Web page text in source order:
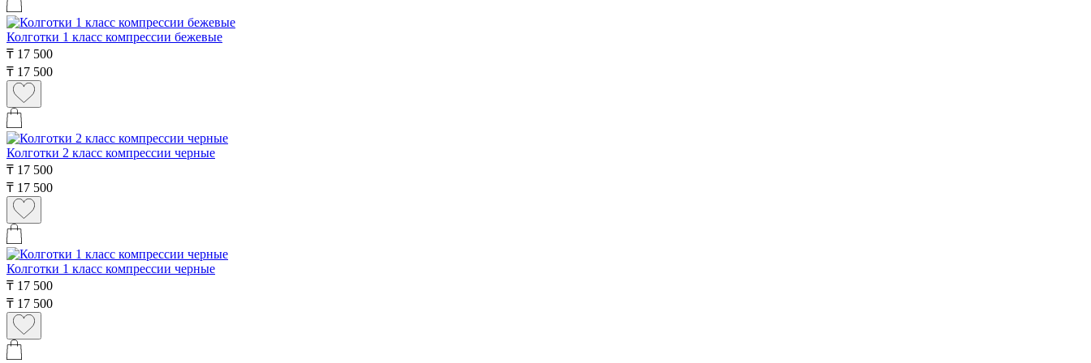
Колготки 1 класс компрессии бежевые
₸ 17 500
₸ 17 500
Колготки 2 класс компрессии черные
₸ 17 500
₸ 17 500
Колготки 1 класс компрессии черные
₸ 17 500
₸ 17 500